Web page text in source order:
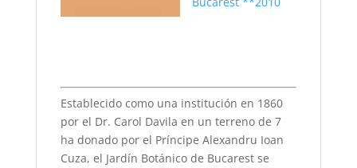
Establecido como una institución en 1860
por el Dr. Carol Davila en un terreno de 7
ha donado por el Príncipe Alexandru Ioan
Cuza, el Jardín Botánico de Bucarest se